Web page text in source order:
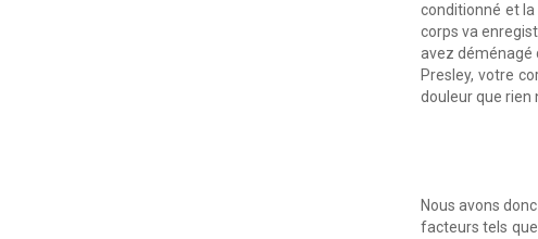
conditionné et
corps va
avez déménagé
Presley, votre
douleur que rien
Nous avons
facteurs tels